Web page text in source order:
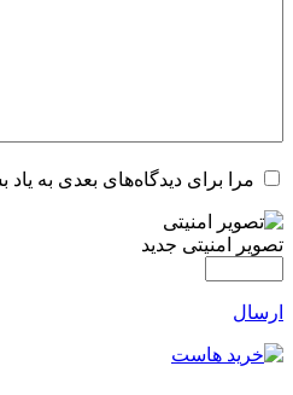
مرا برای دیدگاه‌های بعدی به یاد
تصویر امنیتی جدید
ارسال